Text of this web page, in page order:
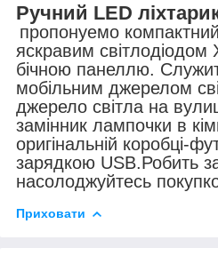
Ручний LED
пропонуeмо
яскравим
бічною панеллю.
мобільним джерелом
джерело світла на
замінник лампочки в
оригінальній коробці-
зарядкою USB.Робить
насолоджуйтесь
Приховати